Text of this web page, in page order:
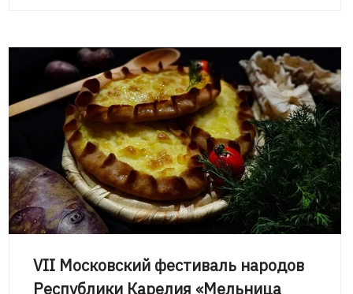
VII Московский фестиваль народов
Республики Карелия «Мельница